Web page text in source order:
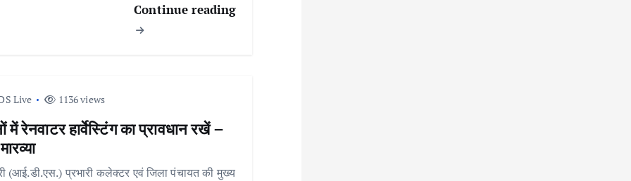
Continue reading
Live 1136 views
में रेनवाटर हार्वेस्टिंग का प्रावधान रखें –
(आई.डी.एस.) प्रभारी कलेक्टर एवं जिला पंचायत की मुख्य